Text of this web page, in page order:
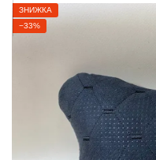
ЗНИЖКА
−33%